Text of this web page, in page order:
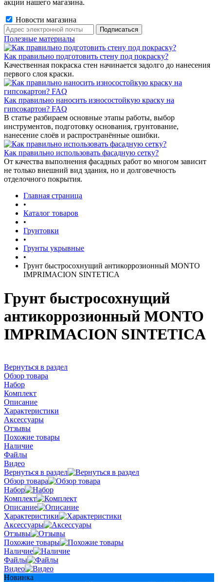
акции нашего магазина.
Новости магазина
Полезные материалы
Как правильно подготовить стену под покраску?
Качественная покраска стен начинается задолго до нанесения
первого слоя краски.
Как правильно наносить износостойкую краску на
гипсокартон? FAQ
В статье разбираем основные этапы работы, выбор
инструментов, подготовку основания, грунтование,
нанесение слоёв и распространённые ошибки.
Как правильно использовать фасадную сетку?
От качества выполнения фасадных работ во многом зависит
не только внешний вид здания, но и долговечность
отделочного покрытия.
Главная страница
•
Каталог товаров
•
Грунтовки
•
Грунты укрывные
•
Грунт быстросохнущий антикоррозионный MONTO
IMPRIMACION SINTETICA
Грунт быстросохнущий
антикоррозионный MONTO
IMPRIMACION SINTETICA
Вернуться в раздел
Обзор товара
Набор
Комплект
Описание
Характеристики
Аксессуары
Отзывы
Похожие товары
Наличие
Файлы
Видео
Вернуться в раздел
Обзор товара
Набор
Комплект
Описание
Характеристики
Аксессуары
Отзывы
Похожие товары
Наличие
Файлы
Видео
Новинка